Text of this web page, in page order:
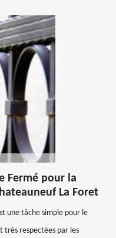
Fermé pour la
La Foret
une tâche simple pour le
très respectées par les